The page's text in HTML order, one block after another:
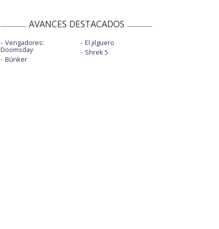
AVANCES DESTACADOS
Vengadores:
Doomsday
Búnker
El jilguero
Shrek 5